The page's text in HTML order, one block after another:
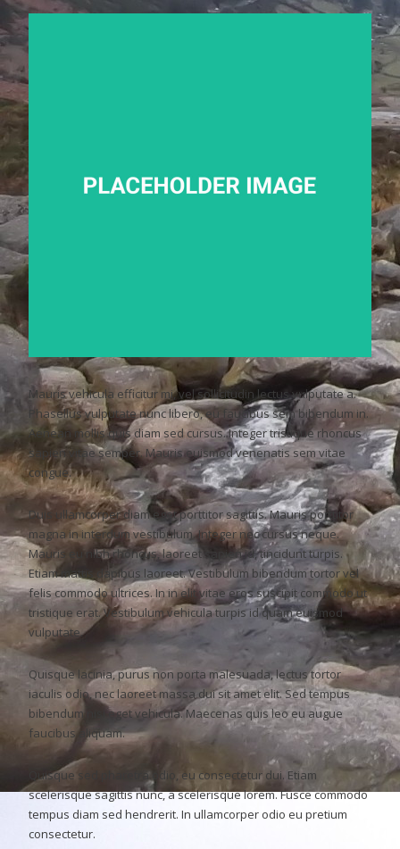
Mauris vehicula efficitur mi, vel sollicitudin lectus vulputate a.
Phasellus vulputate nunc libero, eu faucibus sem bibendum in.
Aenean mollis quis diam sed cursus. Integer tristique rhoncus
sapien vitae semper. Mauris euismod venenatis sem vitae
congue.
Duis ullamcorper diam eget porttitor sagittis. Mauris porttitor
magna in interdum vestibulum. Integer nec cursus neque.
Mauris eu nibh rhoncus, laoreet sapien id, tincidunt turpis.
Etiam mattis dapibus laoreet. Vestibulum bibendum tortor vel
felis commodo ultrices. In in elit vitae eros suscipit commodo ut
tristique erat. Vestibulum vehicula turpis id quam euismod
vulputate.
Quisque lacinia, purus non porta malesuada, lectus tortor
iaculis odio, nec laoreet massa dui sit amet elit. Sed tempus
bibendum nisi eget vehicula. Maecenas quis leo eu augue
faucibus aliquam.
Quisque sed pharetra odio, eu consectetur dui. Etiam
scelerisque sagittis nunc, a scelerisque lorem. Fusce commodo
tempus diam sed hendrerit. In ullamcorper odio eu pretium
consectetur.